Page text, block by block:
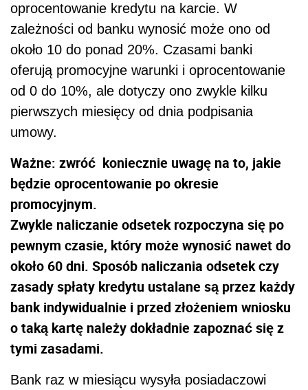
oprocentowanie kredytu na karcie. W
zależności od banku wynosić może ono od
około 10 do ponad 20%. Czasami banki
oferują promocyjne warunki i oprocentowanie
od 0 do 10%, ale dotyczy ono zwykle kilku
pierwszych miesięcy od dnia podpisania
umowy.
Ważne: zwróć koniecznie uwagę na to, jakie
będzie oprocentowanie po okresie
promocyjnym.
Zwykle naliczanie odsetek rozpoczyna się po
pewnym czasie, który może wynosić nawet do
około 60 dni. Sposób naliczania odsetek czy
zasady spłaty kredytu ustalane są przez każdy
bank indywidualnie i przed złożeniem wniosku
o taką kartę należy dokładnie zapoznać się z
tymi zasadami.
Bank raz w miesiącu wysyła posiadaczowi